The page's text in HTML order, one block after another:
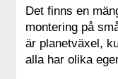
Det finns en
montering på
är planetväxel,
alla har olika